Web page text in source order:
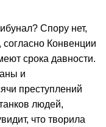
Спору нет,
Конвенции
срока давности.
и
преступлений
людей,
что творила